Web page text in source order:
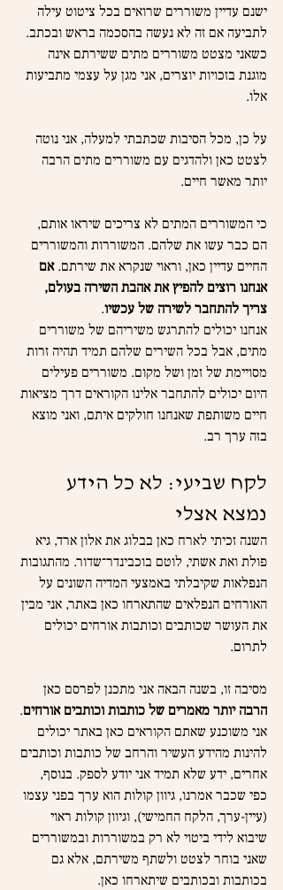
ישנם עדיין משוררים שרואים בכל ציטוט עילה
לתביעה אם זה לא נעשה בהסכמה בראש ובכתב.
כשאני מצטט משוררים מתים ששירתם אינה
מוגנת בזכויות יוצרים, אני מגן על עצמי מתביעות
אלו.
על כן, מכל הסיבות שכתבתי למעלה, אני נוטה
לצטט כאן ולהדגים עם משוררים מתים הרבה
יותר מאשר חיים.
כי המשוררים המתים לא צריכים שיראו אותם,
הם כבר עשו את שלהם. המשוררות והמשוררים
החיים עדיין כאן, וראוי שנקרא את שירתם. אם
אנחנו רוצים להפיץ את אהבת השירה בעולם,
צריך להתחבר לשירה של עכשיו.
אנחנו יכולים להתרגש משיריהם של משוררים
מתים, אבל בכל השירים שלהם תמיד תהיה זרות
מסויימת של זמן ושל מקום. משוררים פעילים
היום יכולים להתחבר אלינו הקוראים דרך מציאות
חיים משותפת שאנחנו חולקים איתם, ואני מוצא
בזה ערך רב.
לקח שביעי: לא כל הידע
נמצא אצלי
השנה זכיתי לארח כאן בבלוג את אלון ארד, גיא
פולת ואת אשתי, לוטם בוכבינדר־שדור. מהתגובות
הנפלאות שקיבלתי באמצעי המדיה השונים על
האורחים הנפלאים שהתארחו כאן באתר, אני מבין
את העושר שכותבים וכותבות אורחים יכולים
לתרום.
מסיבה זו, בשנה הבאה אני מתכנן לפרסם כאן
הרבה יותר מאמרים של כותבות וכותבים אורחים.
אני משוכנע שאתם הקוראים כאן באתר יכולים
להינות מהידע העשיר והרחב של כותבות וכותבים
אחרים, ידע שלא תמיד אני יודע לספק. בנוסף,
כפי שכבר אמרנו, גיוון קולות הוא ערך בפני עצמו
(עיין-ערך, הלקח החמישי), וגיוון קולות ראוי
שיבוא לידי ביטוי לא רק במשוררות ובמשוררים
שאני בוחר לצטט ולשתף משירתם, אלא גם
בכותבות ובכותבים שיתארחו כאן.